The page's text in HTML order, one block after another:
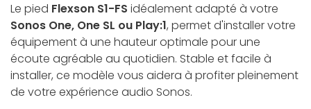
Le pied Flexson S1-FS idéalement adapté à votre
Sonos One, One SL ou Play:1, permet d'installer votre
équipement à une hauteur optimale pour une
écoute agréable au quotidien. Stable et facile à
installer, ce modèle vous aidera à profiter pleinement
de votre expérience audio Sonos.